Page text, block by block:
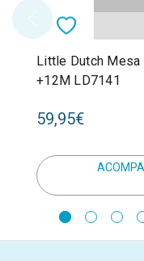
Little Dutch
+12M LD7141
59,95€